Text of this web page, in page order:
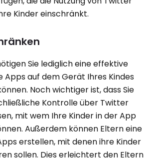
Kinder einschränkt.
Sie lediglich eine effektive
Apps auf dem Gerät Ihres Kindes
Noch wichtiger ist, dass Sie
Kontrolle über Twitter
mit wem Ihre Kinder in der App
Außerdem können Eltern eine
erstellen, mit denen ihre Kinder
sollen. Dies erleichtert den Eltern